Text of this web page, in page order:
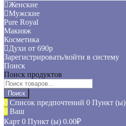
Женские
Мужские
Pure Royal
Макияж
Косметика
Духи от 690р
Зарегистрировать/войти в систему
Поиск
Поиск продуктов
Поиск
0 Список предпочтений 0 Пункт (ы)
0 Ваш
Карт 0 Пункт (ы) 0.00₽